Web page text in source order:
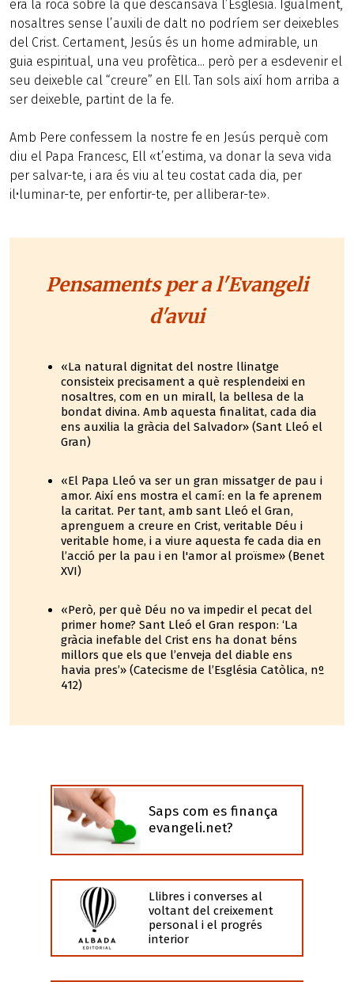
era la roca sobre la que descansava l’Església. Igualment,
nosaltres sense l’auxili de dalt no podríem ser deixebles
del Crist. Certament, Jesús és un home admirable, un
guia espiritual, una veu profètica... però per a esdevenir el
seu deixeble cal “creure” en Ell. Tan sols així hom arriba a
ser deixeble, partint de la fe.
Amb Pere confessem la nostre fe en Jesús perquè com
diu el Papa Francesc, Ell «t’estima, va donar la seva vida
per salvar-te, i ara és viu al teu costat cada dia, per
il•luminar-te, per enfortir-te, per alliberar-te».
Pensaments per a l'Evangeli
d'avui
«La natural dignitat del nostre llinatge
consisteix precisament a què resplendeixi en
nosaltres, com en un mirall, la bellesa de la
bondat divina. Amb aquesta finalitat, cada dia
ens auxilia la gràcia del Salvador» (Sant Lleó el
Gran)
«El Papa Lleó va ser un gran missatger de pau i
amor. Així ens mostra el camí: en la fe aprenem
la caritat. Per tant, amb sant Lleó el Gran,
aprenguem a creure en Crist, veritable Déu i
veritable home, i a viure aquesta fe cada dia en
l’acció per la pau i en l'amor al proïsme» (Benet
XVI)
«Però, per què Déu no va impedir el pecat del
primer home? Sant Lleó el Gran respon: ‘La
gràcia inefable del Crist ens ha donat béns
millors que els que l’enveja del diable ens
havia pres’» (Catecisme de l’Església Catòlica, nº
412)
Saps com es finança
evangeli.net?
Llibres i converses al
voltant del creixement
personal i el progrés
interior